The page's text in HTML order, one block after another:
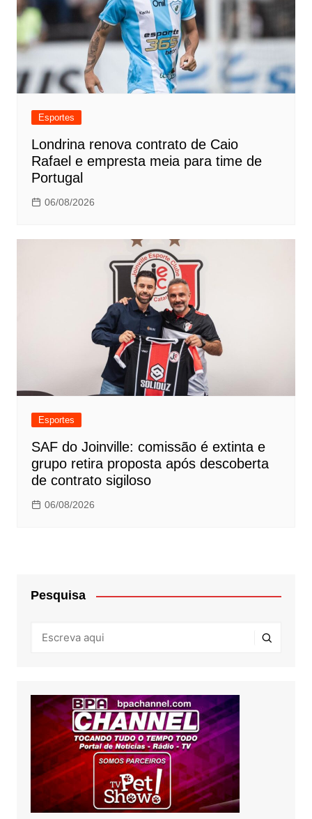
Esportes
Londrina renova contrato de Caio
Rafael e empresta meia para time de
Portugal
06/08/2026
Esportes
SAF do Joinville: comissão é extinta e
grupo retira proposta após descoberta
de contrato sigiloso
06/08/2026
Pesquisa